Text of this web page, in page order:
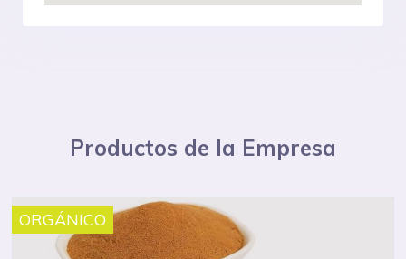
Productos de la Empresa
Convencional